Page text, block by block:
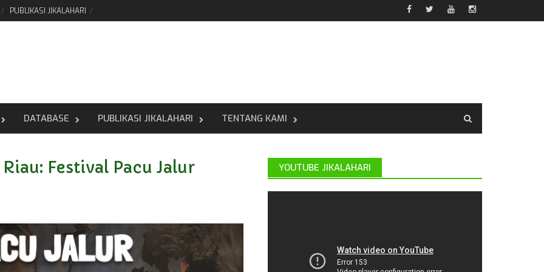
PUBLIKASI JIKALAHARI
DATABASE PUBLIKASI JIKALAHARI TENTANG KAMI
Festival Pacu Jalur
YOUTUBE JIKALAHARI